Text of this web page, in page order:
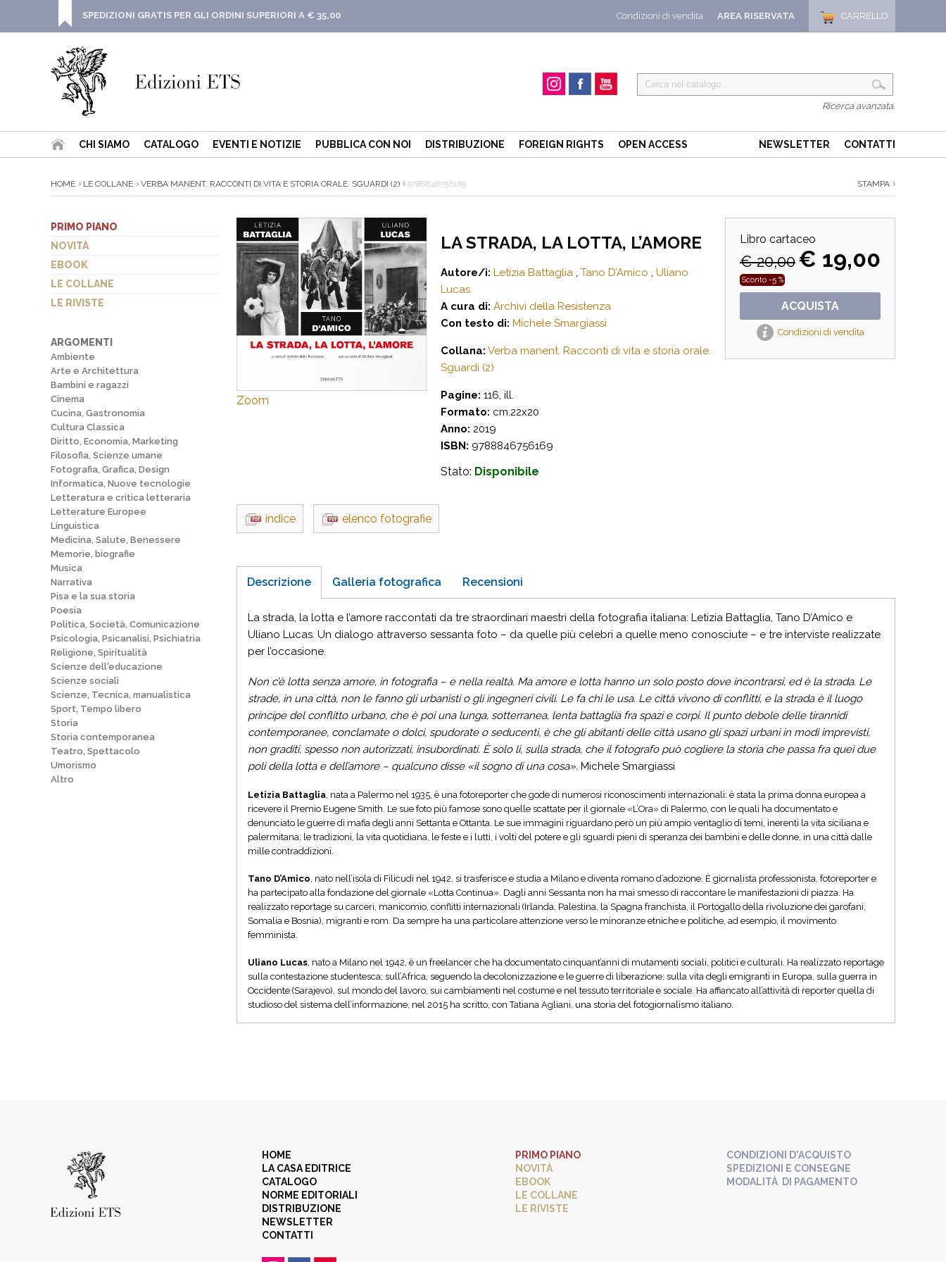
CARRELLO
AREA RISERVATA
Condizioni di vendita
SPEDIZIONI GRATIS PER GLI ORDINI SUPERIORI A € 35,00
Ricerca avanzata
CHI SIAMO CATALOGO EVENTI E NOTIZIE PUBBLICA CON NOI DISTRIBUZIONE FOREIGN RIGHTS OPEN ACCESS NEWSLETTER CONTATTI
HOME LE COLLANE VERBA MANENT. RACCONTI DI VITA E STORIA ORALE. SGUARDI (2) 9788846756169 STAMPA
PRIMO PIANO
NOVITÀ
EBOOK
LE COLLANE
LE RIVISTE
ARGOMENTI
Ambiente
Arte e Architettura
Bambini e ragazzi
Cinema
Cucina, Gastronomia
Cultura Classica
Diritto, Economia, Marketing
Filosofia, Scienze umane
Fotografia, Grafica, Design
Informatica, Nuove tecnologie
Letteratura e critica letteraria
Letterature Europee
Linguistica
Medicina, Salute, Benessere
Memorie, biografie
Musica
Narrativa
Pisa e la sua storia
Poesia
Politica, Società, Comunicazione
Psicologia, Psicanalisi, Psichiatria
Religione, Spiritualità
Scienze dell'educazione
Scienze sociali
Scienze, Tecnica, manualistica
Sport, Tempo libero
Storia
Storia contemporanea
Teatro, Spettacolo
Umorismo
Altro
Libro cartaceo
€ 20,00€ 19,00
Sconto -5 %
ACQUISTA
Condizioni di vendita
Zoom
LA STRADA, LA LOTTA, L’AMORE
Autore/i: Letizia Battaglia , Tano D’Amico , Uliano
Lucas
A cura di: Archivi della Resistenza
Con testo di: Michele Smargiassi
Collana: Verba manent. Racconti di vita e storia orale.
Sguardi (2)
Pagine: 116, ill.
Formato: cm.22x20
Anno: 2019
ISBN: 9788846756169
Stato: Disponibile
indice elenco fotografie
Descrizione Galleria fotografica Recensioni
La strada, la lotta e l’amore raccontati da tre straordinari maestri della fotografia italiana: Letizia Battaglia, Tano D’Amico e
Uliano Lucas. Un dialogo attraverso sessanta foto – da quelle più celebri a quelle meno conosciute – e tre interviste realizzate
per l’occasione.
Non c’è lotta senza amore, in fotografia – e nella realtà. Ma amore e lotta hanno un solo posto dove incontrarsi, ed è la strada. Le
strade, in una città, non le fanno gli urbanisti o gli ingegneri civili. Le fa chi le usa. Le città vivono di conflitti, e la strada è il luogo
principe del conflitto urbano, che è poi una lunga, sotterranea, lenta battaglia fra spazi e corpi. Il punto debole delle tirannidi
contemporanee, conclamate o dolci, spudorate o seducenti, è che gli abitanti delle città usano gli spazi urbani in modi imprevisti,
non graditi, spesso non autorizzati, insubordinati. È solo lì, sulla strada, che il fotografo può cogliere la storia che passa fra quei due
poli della lotta e dell’amore – qualcuno disse «il sogno di una cosa». Michele Smargiassi
Letizia Battaglia, nata a Palermo nel 1935, è una fotoreporter che gode di numerosi riconoscimenti internazionali: è stata la prima donna europea a
ricevere il Premio Eugene Smith. Le sue foto più famose sono quelle scattate per il giornale «L’Ora» di Palermo, con le quali ha documentato e
denunciato le guerre di mafia degli anni Settanta e Ottanta. Le sue immagini riguardano però un più ampio ventaglio di temi, inerenti la vita siciliana e
palermitana: le tradizioni, la vita quotidiana, le feste e i lutti, i volti del potere e gli sguardi pieni di speranza dei bambini e delle donne, in una città dalle
mille contraddizioni.
Tano D’Amico, nato nell’isola di Filicudi nel 1942, si trasferisce e studia a Milano e diventa romano d’adozione. È giornalista professionista, fotoreporter e
ha partecipato alla fondazione del giornale «Lotta Continua». Dagli anni Sessanta non ha mai smesso di raccontare le manifestazioni di piazza. Ha
realizzato reportage su carceri, manicomio, conflitti internazionali (Irlanda, Palestina, la Spagna franchista, il Portogallo della rivoluzione dei garofani,
Somalia e Bosnia), migranti e rom. Da sempre ha una particolare attenzione verso le minoranze etniche e politiche, ad esempio, il movimento
femminista.
Uliano Lucas, nato a Milano nel 1942, è un freelancer che ha documentato cinquant’anni di mutamenti sociali, politici e culturali. Ha realizzato reportage
sulla contestazione studentesca; sull’Africa, seguendo la decolonizzazione e le guerre di liberazione; sulla vita degli emigranti in Europa, sulla guerra in
Occidente (Sarajevo), sul mondo del lavoro, sui cambiamenti nel costume e nel tessuto territoriale e sociale. Ha affiancato all’attività di reporter quella di
studioso del sistema dell’informazione, nel 2015 ha scritto, con Tatiana Agliani, una storia del fotogiornalismo italiano.
HOME
LA CASA EDITRICE
CATALOGO
NORME EDITORIALI
DISTRIBUZIONE
NEWSLETTER
CONTATTI
PRIMO PIANO
NOVITÀ
EBOOK
LE COLLANE
LE RIVISTE
CONDIZIONI D'ACQUISTO
SPEDIZIONI E CONSEGNE
MODALITÀ DI PAGAMENTO